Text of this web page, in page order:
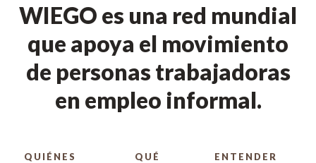
WIEGO es una red mundial
que apoya el movimiento
de personas trabajadoras
en empleo informal.
QUIÉNES
QUÉ
ENTENDER